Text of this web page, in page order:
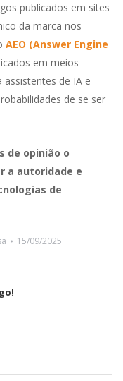
publicados em sites
da marca nos
AEO (Answer Engine
em meios
de IA e
de se ser
de opinião o
a autoridade e
de
15/09/2025